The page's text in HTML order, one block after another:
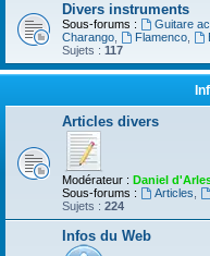
Divers instruments
Sous-forums : Guitare
Charango
Flamenco,
Sujets : 117
Articles divers
Modérateur : Daniel
Sous-forums :
Articles
Sujets : 224
Infos du Web